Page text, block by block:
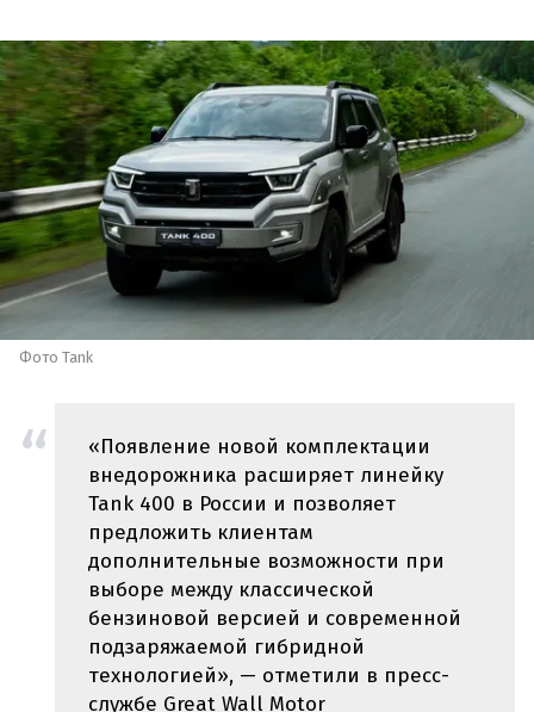
Фото Tank
«Появление новой комплектации
внедорожника расширяет линейку
Tank 400 в России и позволяет
предложить клиентам
дополнительные возможности при
выборе между классической
бензиновой версией и современной
подзаряжаемой гибридной
технологией», — отметили в пресс-
службе Great Wall Motor